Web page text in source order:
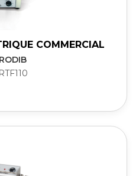
COMMERCIAL